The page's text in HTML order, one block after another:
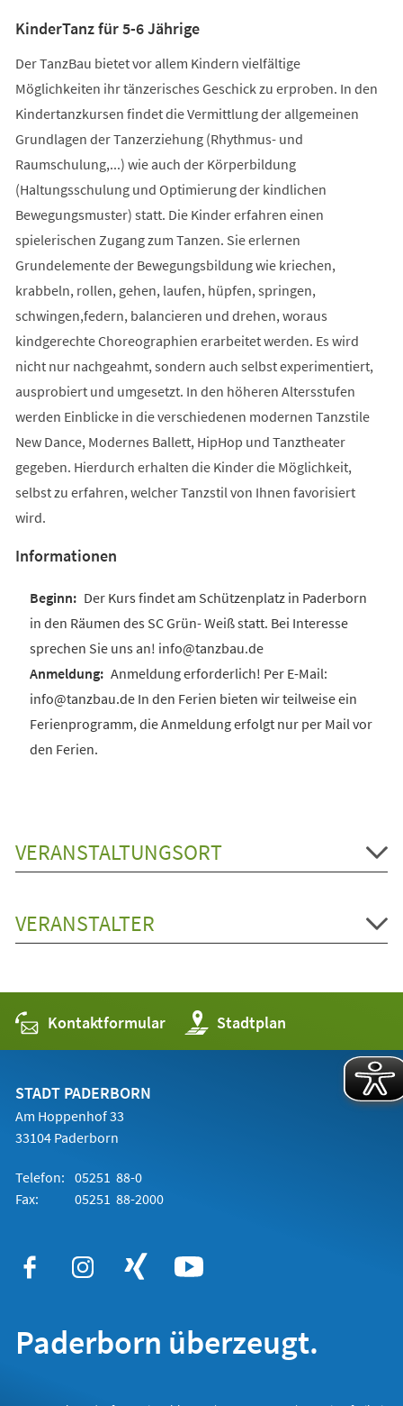
KinderTanz für 5-6 Jährige
Der TanzBau bietet vor allem Kindern vielfältige
Möglichkeiten ihr tänzerisches Geschick zu erproben. In den
Kindertanzkursen findet die Vermittlung der allgemeinen
Grundlagen der Tanzerziehung (Rhythmus- und
Raumschulung,...) wie auch der Körperbildung
(Haltungsschulung und Optimierung der kindlichen
Bewegungsmuster) statt. Die Kinder erfahren einen
spielerischen Zugang zum Tanzen. Sie erlernen
Grundelemente der Bewegungsbildung wie kriechen,
krabbeln, rollen, gehen, laufen, hüpfen, springen,
schwingen,federn, balancieren und drehen, woraus
kindgerechte Choreographien erarbeitet werden. Es wird
nicht nur nachgeahmt, sondern auch selbst experimentiert,
ausprobiert und umgesetzt. In den höheren Altersstufen
werden Einblicke in die verschiedenen modernen Tanzstile
New Dance, Modernes Ballett, HipHop und Tanztheater
gegeben. Hierdurch erhalten die Kinder die Möglichkeit,
selbst zu erfahren, welcher Tanzstil von Ihnen favorisiert
wird.
Informationen
Der Kurs findet am Schützenplatz in Paderborn
in den Räumen des SC Grün- Weiß statt. Bei Interesse
sprechen Sie uns an! info@tanzbau.de
Anmeldung erforderlich! Per E-Mail:
info@tanzbau.de In den Ferien bieten wir teilweise ein
Ferienprogramm, die Anmeldung erfolgt nur per Mail vor
den Ferien.
VERANSTALTUNGSORT
VERANSTALTER
Kontaktformular Stadtplan
(Öffnet
in
einem
STADT PADERBORN
Am Hoppenhof 33
33104 Paderborn
Telefon: 05251 88-0
Fax:
05251 88-2000
Paderborn überzeugt.